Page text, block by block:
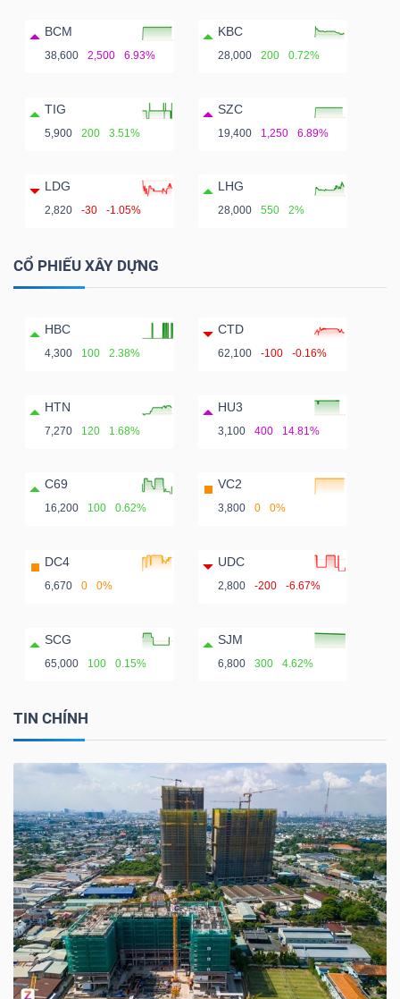
BCM
38,600 2,500 6.93%
KBC
28,000 200 0.72%
TIG
5,900 200 3.51%
SZC
19,400 1,250 6.89%
LDG
2,820 -30 -1.05%
LHG
28,000 550 2%
CỔ PHIẾU XÂY DỰNG
HBC
4,300 100 2.38%
CTD
62,100 -100 -0.16%
HTN
7,270 120 1.68%
HU3
3,100 400 14.81%
C69
16,200 100 0.62%
VC2
3,800 0 0%
DC4
6,670 0 0%
UDC
2,800 -200 -6.67%
SCG
65,000 100 0.15%
SJM
6,800 300 4.62%
TIN CHÍNH